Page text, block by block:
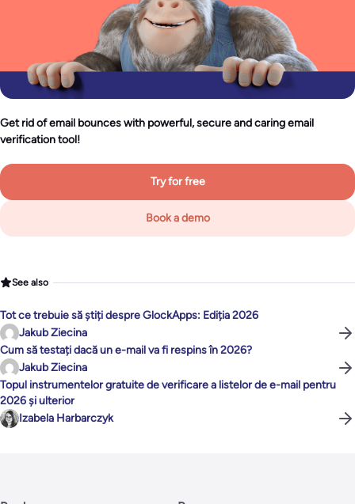
Get rid of email bounces with powerful, secure and caring email
verification tool!
Try for free
Book a demo
See also
Tot ce trebuie să știți despre GlockApps: Ediția 2026
Jakub Ziecina
Cum să testați dacă un e-mail va fi respins în 2026?
Jakub Ziecina
Topul instrumentelor gratuite de verificare a listelor de e-mail pentru
2026 și ulterior
Izabela Harbarczyk